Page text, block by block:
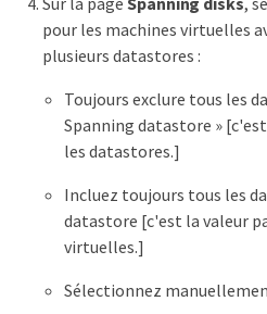
pour les machines virtuelles
plusieurs datastores :
Toujours exclure tous les
Spanning datastore »
les datastores.]
Incluez toujours tous les
datastore [c'est la valeur
virtuelles.]
Sélectionnez